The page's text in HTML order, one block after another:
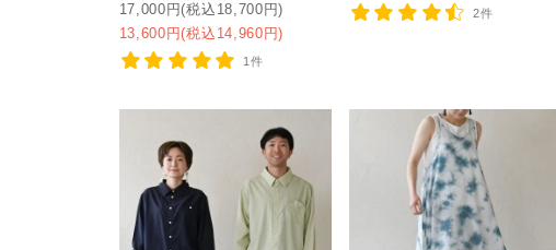
17,000円(税込18,700円)
13,600円(税込14,960円)
1件
2件